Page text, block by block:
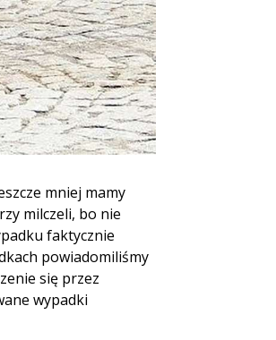
mniej mamy
milczeli, bo nie
faktycznie
powiadomiliśmy
się przez
wypadki